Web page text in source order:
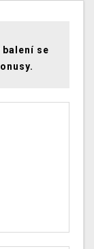
se